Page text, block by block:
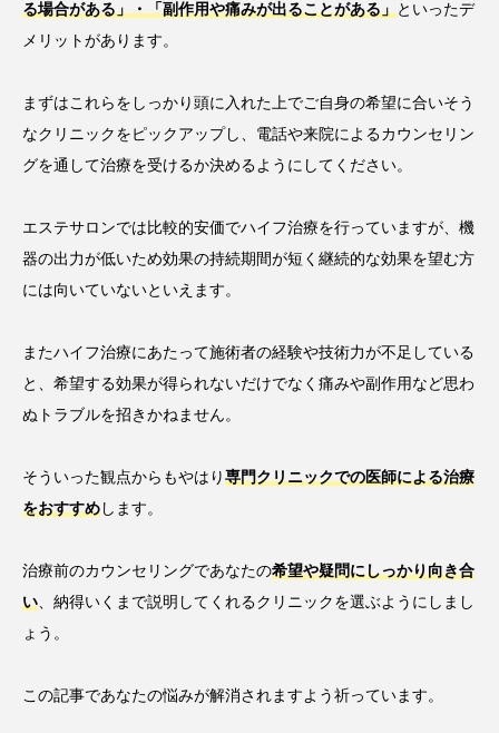
る場合がある」・「副作用や痛みが出ることがある」といったデ
メリットがあります。
まずはこれらをしっかり頭に入れた上でご自身の希望に合いそう
なクリニックをピックアップし、電話や来院によるカウンセリン
グを通して治療を受けるか決めるようにしてください。
エステサロンでは比較的安価でハイフ治療を行っていますが、機
器の出力が低いため効果の持続期間が短く継続的な効果を望む方
には向いていないといえます。
またハイフ治療にあたって施術者の経験や技術力が不足している
と、希望する効果が得られないだけでなく痛みや副作用など思わ
ぬトラブルを招きかねません。
そういった観点からもやはり 専門クリニックでの医師による治療
をおすすめ します。
治療前のカウンセリングであなたの希望や疑問にしっかり向き合
い、納得いくまで説明してくれるクリニックを選ぶようにしまし
ょう。
この記事であなたの悩みが解消されますよう祈っています。